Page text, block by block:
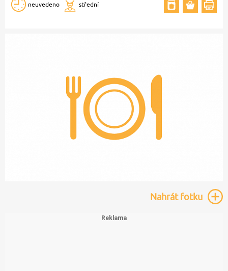
neuvedeno střední
Nahrátfotku